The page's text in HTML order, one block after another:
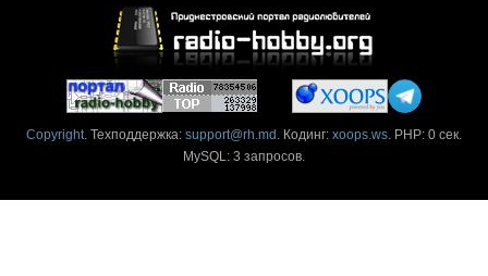
Copyright. Техподдержка: support@rh.md . Кодинг: xoops.ws. PHP: 0 сек.
MySQL: 3 запросов.